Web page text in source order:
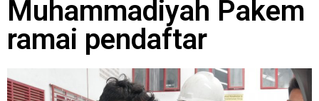
Muhammadiyah Pakem
ramai pendaftar